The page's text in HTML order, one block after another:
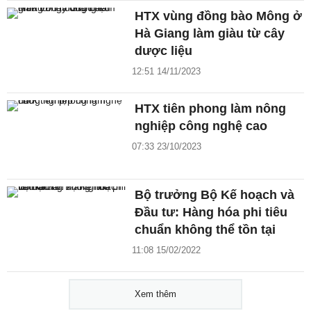
HTX vùng đồng bào Mông ở
Hà Giang làm giàu từ cây
dược liệu
12:51 14/11/2023
HTX tiên phong làm nông
nghiệp công nghệ cao
07:33 23/10/2023
Bộ trưởng Bộ Kế hoạch và
Đầu tư: Hàng hóa phi tiêu
chuẩn không thể tồn tại
11:08 15/02/2022
Xem thêm